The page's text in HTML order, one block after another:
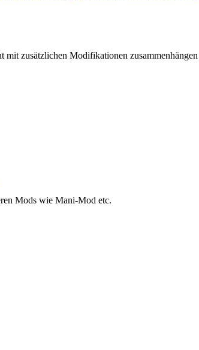
mit zusätzlichen Modifikationen zusammenhängen
Mods wie Mani-Mod etc.